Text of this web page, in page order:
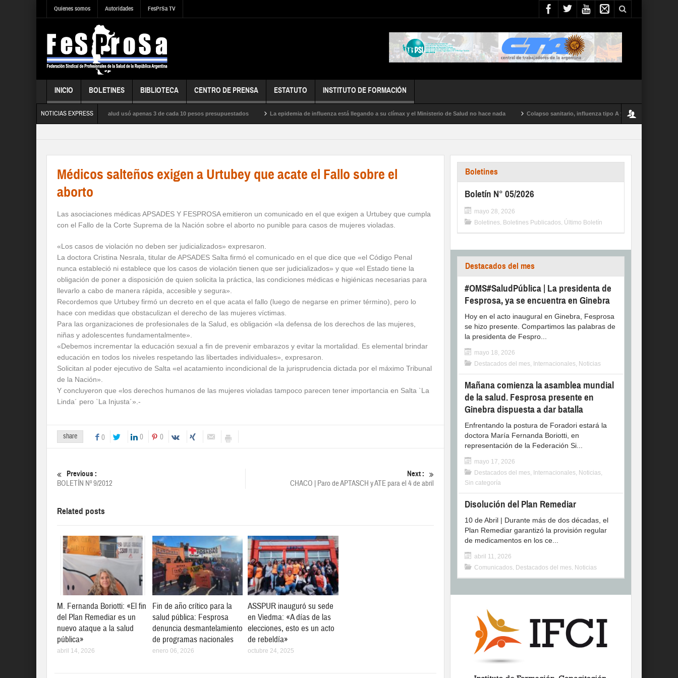
Quienes somos Autoridades FesPrSa TV
INICIO BOLETINES BIBLIOTECA CENTRO DE PRENSA ESTATUTO INSTITUTO DE FORMACIÓN
NOTICIAS EXPRESS
satura los hospitales, la salud usó apenas 3 de cada 10 pesos presupuestados La epidemia de influenza está llegando a su clímax y el Ministerio de Salud no hace nada Colapso sanitario, influenza tipo A y conflictos en todo el
Médicos salteños exigen a Urtubey que acate el Fallo sobre el
aborto
Las asociaciones médicas APSADES Y FESPROSA emitieron un comunicado en el que exigen a Urtubey que cumpla
con el Fallo de la Corte Suprema de la Nación sobre el aborto no punible para casos de mujeres violadas.
«Los casos de violación no deben ser judicializados» expresaron.
La doctora Cristina Nesrala, titular de APSADES Salta firmó el comunicado en el que dice que «el Código Penal
nunca estableció ni establece que los casos de violación tienen que ser judicializados» y que «el Estado tiene la
obligación de poner a disposición de quien solicita la práctica, las condiciones médicas e higiénicas necesarias para
llevarlo a cabo de manera rápida, accesible y segura».
Recordemos que Urtubey firmó un decreto en el que acata el fallo (luego de negarse en primer término), pero lo
hace con medidas que obstaculizan el derecho de las mujeres víctimas.
Para las organizaciones de profesionales de la Salud, es obligación «la defensa de los derechos de las mujeres,
niñas y adolescentes fundamentalmente».
«Debemos incrementar la educación sexual a fin de prevenir embarazos y evitar la mortalidad. Es elemental brindar
educación en todos los niveles respetando las libertades individuales», expresaron.
Solicitan al poder ejecutivo de Salta «el acatamiento incondicional de la jurisprudencia dictada por el máximo Tribunal
de la Nación».
Y concluyeron que «los derechos humanos de las mujeres violadas tampoco parecen tener importancia en Salta `La
Linda´ pero `La Injusta´».-
share 0 0 0
Previous :
BOLETÍN Nº 9/2012
Next :
Related posts
M. Fernanda Boriotti: «El fin
del Plan Remediar es un
nuevo ataque a la salud
pública»
abril 14, 2026
Fin de año crítico para la
salud pública: Fesprosa
denuncia desmantelamiento
de programas nacionales
enero 06, 2026
ASSPUR inauguró su sede
en Viedma: «A días de las
elecciones, esto es un acto
de rebeldía»
octubre 24, 2025
Boletines
Boletín N° 05/2026
mayo 28, 2026
Boletines, Boletines Publicados, Último Boletín
Destacados del mes
#OMS#SaludPública | La presidenta de
Fesprosa, ya se encuentra en Ginebra
Hoy en el acto inaugural en Ginebra, Fesprosa
se hizo presente. Compartimos las palabras de
la presidenta de Fespro...
mayo 18, 2026
Destacados del mes, Internacionales, Noticias
Mañana comienza la asamblea mundial
de la salud. Fesprosa presente en
Ginebra dispuesta a dar batalla
Enfrentando la postura de Foradori estará la
doctora María Fernanda Boriotti, en
representación de la Federación Si...
mayo 17, 2026
Destacados del mes, Internacionales, Noticias,
Sin categoría
Disolución del Plan Remediar
10 de Abril | Durante más de dos décadas, el
Plan Remediar garantizó la provisión regular
de medicamentos en los ce...
abril 11, 2026
Comunicados, Destacados del mes, Noticias